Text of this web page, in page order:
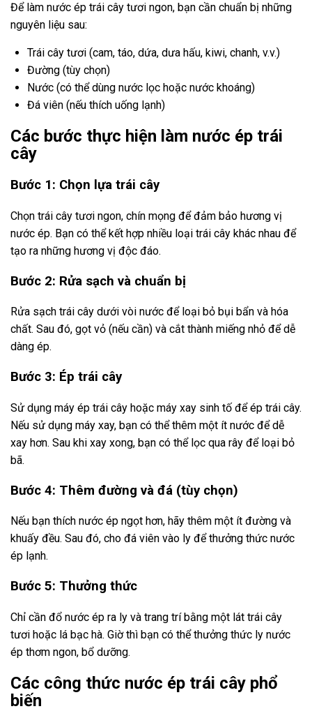
Để làm nước ép trái cây tươi ngon, bạn cần chuẩn bị những
nguyên liệu sau:
Trái cây tươi (cam, táo, dứa, dưa hấu, kiwi, chanh, v.v.)
Đường (tùy chọn)
Nước (có thể dùng nước lọc hoặc nước khoáng)
Đá viên (nếu thích uống lạnh)
Các bước thực hiện làm nước ép trái
cây
Bước 1: Chọn lựa trái cây
Chọn trái cây tươi ngon, chín mọng để đảm bảo hương vị
nước ép. Bạn có thể kết hợp nhiều loại trái cây khác nhau để
tạo ra những hương vị độc đáo.
Bước 2: Rửa sạch và chuẩn bị
Rửa sạch trái cây dưới vòi nước để loại bỏ bụi bẩn và hóa
chất. Sau đó, gọt vỏ (nếu cần) và cắt thành miếng nhỏ để dễ
dàng ép.
Bước 3: Ép trái cây
Sử dụng máy ép trái cây hoặc máy xay sinh tố để ép trái cây.
Nếu sử dụng máy xay, bạn có thể thêm một ít nước để dễ
xay hơn. Sau khi xay xong, bạn có thể lọc qua rây để loại bỏ
bã.
Bước 4: Thêm đường và đá (tùy chọn)
Nếu bạn thích nước ép ngọt hơn, hãy thêm một ít đường và
khuấy đều. Sau đó, cho đá viên vào ly để thưởng thức nước
ép lạnh.
Bước 5: Thưởng thức
Chỉ cần đổ nước ép ra ly và trang trí bằng một lát trái cây
tươi hoặc lá bạc hà. Giờ thì bạn có thể thưởng thức ly nước
ép thơm ngon, bổ dưỡng.
Các công thức nước ép trái cây phổ
biến